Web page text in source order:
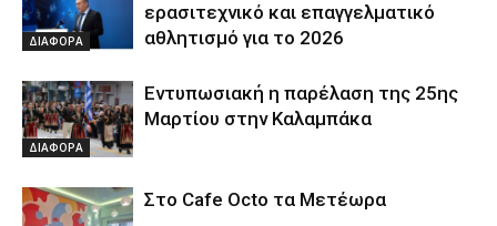
ΔΙΑΦΟΡΑ
ερασιτεχνικό και επαγγελματικό
αθλητισμό για το 2026
ΔΙΑΦΟΡΑ
Εντυπωσιακή η παρέλαση της 25ης
Μαρτίου στην Καλαμπάκα
Στο Cafe Octo τα Μετέωρα